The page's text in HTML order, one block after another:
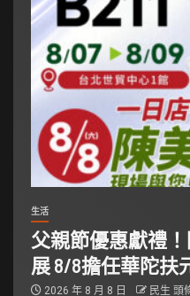
生活
父親節優惠獻禮
展 8/8擔任華陀扶
2026 年 8 月 8 日 民生 頭